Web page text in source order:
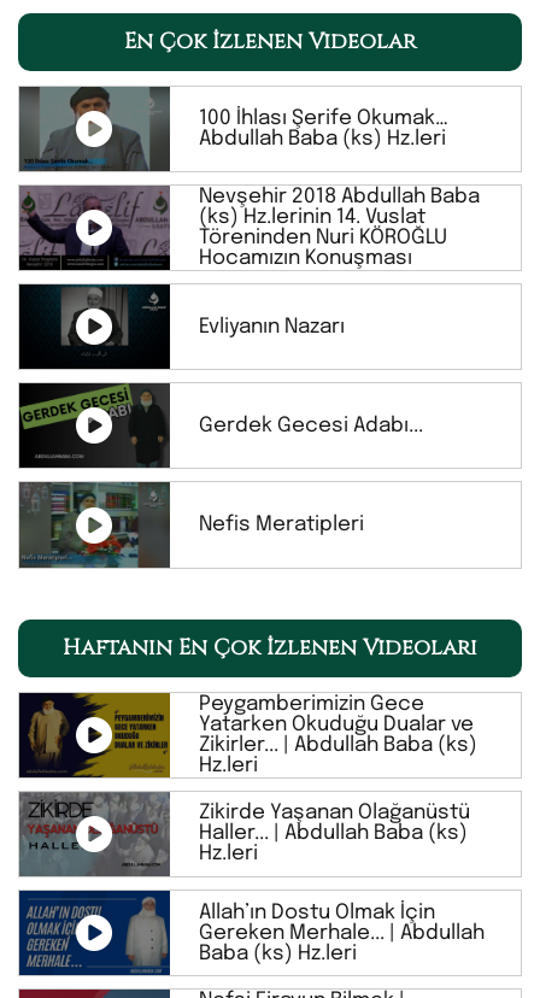
En Çok İzlenen Videolar
100 İhlası Şerife Okumak…
Abdullah Baba (ks) Hz.leri
Nevşehir 2018 Abdullah Baba
(ks) Hz.lerinin 14. Vuslat
Töreninden Nuri KÖROĞLU
Hocamızın Konuşması
Evliyanın Nazarı
Gerdek Gecesi Adabı...
Nefis Meratipleri
Haftanın En Çok İzlenen Videoları
Peygamberimizin Gece
Yatarken Okuduğu Dualar ve
Zikirler... | Abdullah Baba (ks)
Hz.leri
Zikirde Yaşanan Olağanüstü
Haller... | Abdullah Baba (ks)
Hz.leri
Allah’ın Dostu Olmak İçin
Gereken Merhale... | Abdullah
Baba (ks) Hz.leri